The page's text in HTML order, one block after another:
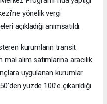
yönelik vergi
açıkladığı anımsatıldı.
kurumların transit
alım satımlarına aracılık
uygulanan kurumlar
yüzde 100’e çıkarıldığı